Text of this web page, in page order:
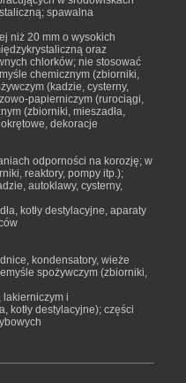
spawalna
niż 20 mm o wysokich
oraz
chlorków; nie stosować
chemicznym (zbiorniki,
(kadzie, cysterny,
papierniczym (rurociągi,
(zbiorniki, mieszadła,
dekoracje
odporności na korozję; w
reaktory, pompy itp.);
autoklawy, cysterny,
kotły destylacyjne, aparaty
kondensatory, wieże
spożywczym (zbiorniki,
i
kotły destylacyjne); części